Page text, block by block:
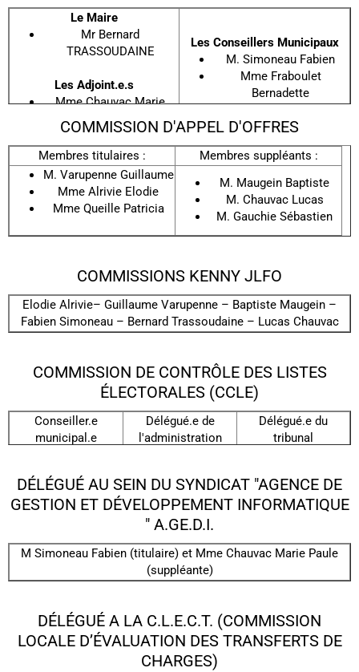
Le Maire
Mr Bernard
TRASSOUDAINE
Les Adjoint.e.s
Mme Chauvac Marie
Paule (Déléguée à la
Communication et aux
affaires sociales)
M. Varupenne Guillaume
(Délégué aux Travaux et
au Patrimoine)
Les Conseillers Municipaux
M. Simoneau Fabien
Mme Fraboulet
Bernadette
Mme Queille Patricia
Mme Alrivie Elodie
M. Maugein Baptiste
M. Chauvac Lucas
COMMISSION D'APPEL D'OFFRES
Membres titulaires :
Membres suppléants :
M. Varupenne Guillaume
Mme Alrivie Elodie
Mme Queille Patricia
M. Maugein Baptiste
M. Chauvac Lucas
M. Gauchie Sébastien
COMMISSIONS KENNY JLFO
Elodie Alrivie– Guillaume Varupenne – Baptiste Maugein –
Fabien Simoneau – Bernard Trassoudaine – Lucas Chauvac
COMMISSION DE CONTRÔLE DES LISTES
ÉLECTORALES (CCLE)
Conseiller.e
municipal.e
Délégué.e de
l'administration
Délégué.e du
tribunal
Fraboulet Bernadette
(titulaire)
Maugein Baptiste
Lardie Marie
(suppléante)
Venon Régine
(suppléante)
Graffouiliere jean
Michel (suppléant)
(suppléante)
DÉLÉGUÉ AU SEIN DU SYNDICAT "AGENCE DE
GESTION ET DÉVELOPPEMENT INFORMATIQUE
" A.GE.D.I.
M Simoneau Fabien (titulaire) et Mme Chauvac Marie Paule
(suppléante)
DÉLÉGUÉ A LA C.L.E.C.T. (COMMISSION
LOCALE D’ÉVALUATION DES TRANSFERTS DE
CHARGES)